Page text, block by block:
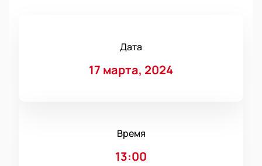
Дата
17 марта, 2024
Время
13:00